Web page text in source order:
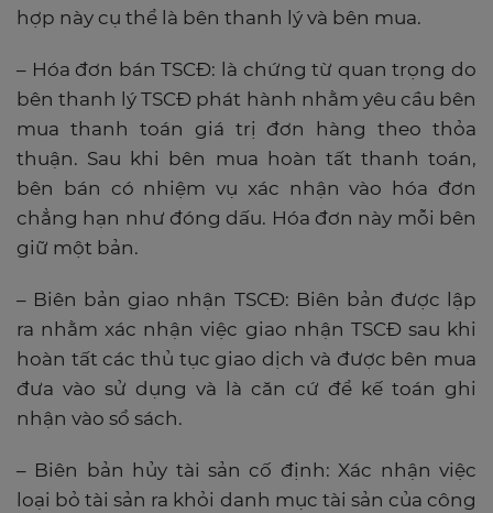
hợp này cụ thể là bên thanh lý và bên mua.
– Hóa đơn bán TSCĐ: là chứng từ quan trọng do
bên thanh lý TSCĐ phát hành nhằm yêu cầu bên
mua thanh toán giá trị đơn hàng theo thỏa
thuận. Sau khi bên mua hoàn tất thanh toán,
bên bán có nhiệm vụ xác nhận vào hóa đơn
chẳng hạn như đóng dấu. Hóa đơn này mỗi bên
giữ một bản.
– Biên bản giao nhận TSCĐ: Biên bản được lập
ra nhằm xác nhận việc giao nhận TSCĐ sau khi
hoàn tất các thủ tục giao dịch và được bên mua
đưa vào sử dụng và là căn cứ để kế toán ghi
nhận vào sổ sách.
– Biên bản hủy tài sản cố định: Xác nhận việc
loại bỏ tài sản ra khỏi danh mục tài sản của công